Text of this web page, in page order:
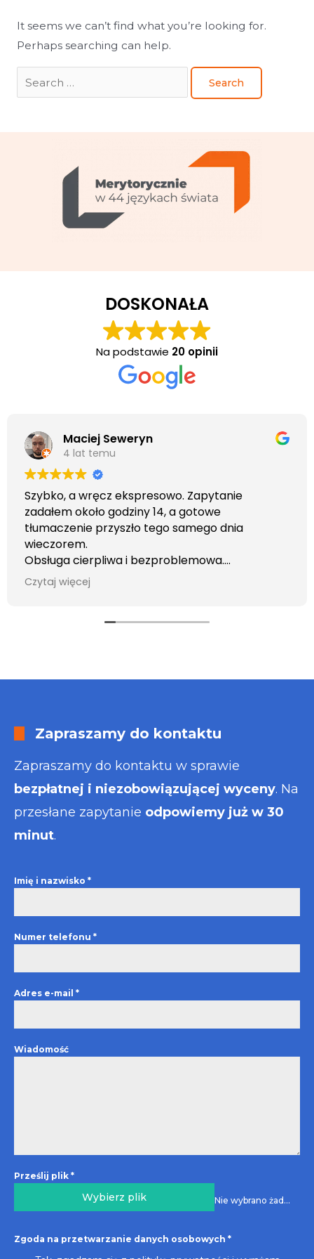
It seems we can’t find what you’re looking for.
Perhaps searching can help.
DOSKONAŁA
Na podstawie 20 opinii
Maciej Seweryn
4 lat temu
Szybko, a wręcz ekspresowo. Zapytanie
zadałem około godziny 14, a gotowe
tłumaczenie przyszło tego samego dnia
wieczorem.
Obsługa cierpliwa i bezproblemowa.
Otrzymałem wszelkie informacje i porady jaka
usługa będzie dla mnie najlepsza. Faktura także
Czytaj więcej
Zapraszamy do kontaktu
Zapraszamy do kontaktu w sprawie
bezpłatnej i niezobowiązującej wyceny. Na
przesłane zapytanie odpowiemy już w 30
minut.
Imię i nazwisko *
Numer telefonu *
Adres e-mail *
Wiadomość
Prześlij plik *
Wybierz plik Nie wybrano żadnego pliku
Zgoda na przetwarzanie danych osobowych *